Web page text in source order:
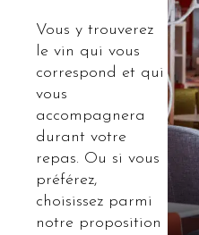
Vous y trouverez
le vin qui vous
correspond et qui
vous
accompagnera
durant votre
repas. Ou si vous
préférez,
choisissez parmi
notre proposition